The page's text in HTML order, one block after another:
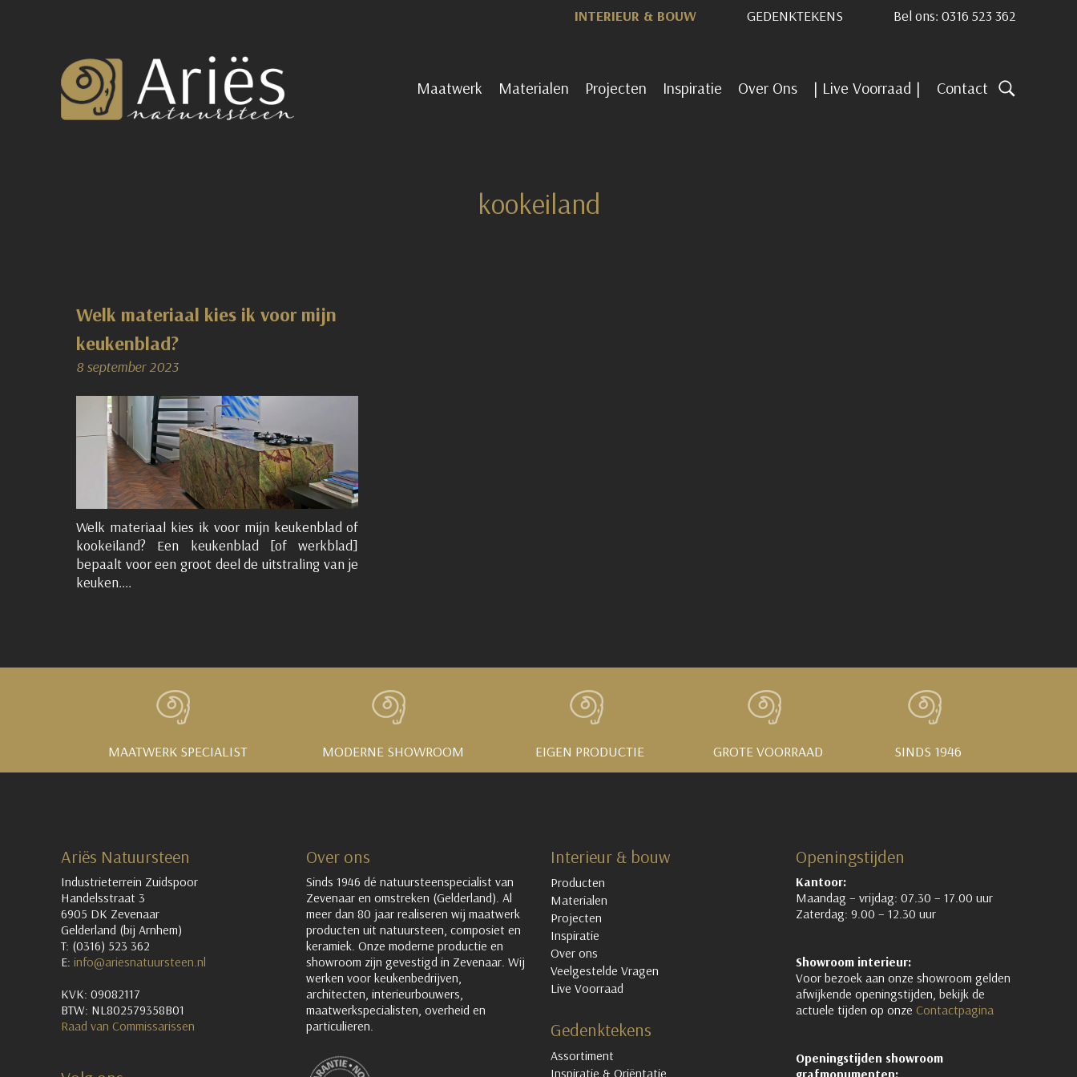
INTERIEUR & BOUW GEDENKTEKENS Bel ons: 0316 523 362
Maatwerk Materialen Projecten Inspiratie Over Ons | Live Voorraad | Contact
kookeiland
Welk materiaal kies ik voor mijn
keukenblad?
8 september 2023
Welk materiaal kies ik voor mijn keukenblad of
kookeiland? Een keukenblad [of werkblad]
bepaalt voor een groot deel de uitstraling van je
keuken....
MAATWERK SPECIALIST MODERNE SHOWROOM EIGEN PRODUCTIE GROTE VOORRAAD SINDS 1946
Ariës Natuursteen
Industrieterrein Zuidspoor
Handelsstraat 3
6905 DK Zevenaar
Gelderland (bij Arnhem)
T: (0316) 523 362
E: info@ariesnatuursteen.nl
KVK: 09082117
BTW: NL802579358B01
Raad van Commissarissen
Over ons
Sinds 1946 dé natuursteenspecialist van
Zevenaar en omstreken (Gelderland). Al
meer dan 80 jaar realiseren wij maatwerk
producten uit natuursteen, composiet en
keramiek. Onze moderne productie en
showroom zijn gevestigd in Zevenaar. Wij
werken voor keukenbedrijven,
architecten, interieurbouwers,
maatwerkspecialisten, overheid en
particulieren.
Interieur & bouw
Producten
Materialen
Projecten
Inspiratie
Over ons
Veelgestelde Vragen
Live Voorraad
Gedenktekens
Assortiment
Inspiratie & Oriëntatie
Openingstijden
Kantoor:
Maandag – vrijdag: 07.30 – 17.00 uur
Zaterdag: 9.00 – 12.30 uur
Showroom interieur:
Voor bezoek aan onze showroom gelden
afwijkende openingstijden, bekijk de
actuele tijden op onze Contactpagina
Openingstijden showroom
grafmonumenten: